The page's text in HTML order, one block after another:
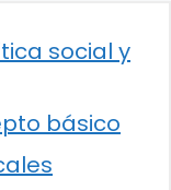
social y
básico